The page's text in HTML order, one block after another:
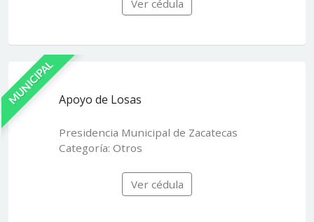
Ver cédula
MUNICIPAL Apoyo de Losas
Presidencia Municipal de Zacatecas
Categoría: Otros
Ver cédula